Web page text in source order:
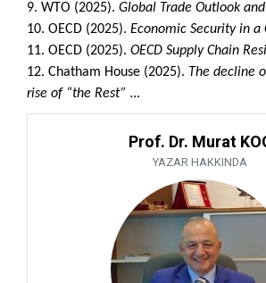
9. WTO (2025). Global Trade Outlook
10. OECD (2025). Economic Security in a
11. OECD (2025). OECD Supply Chain
12. Chatham House (2025). The decline
rise of “the Rest” …
Prof. Dr. Murat
YAZAR HAKKINDA